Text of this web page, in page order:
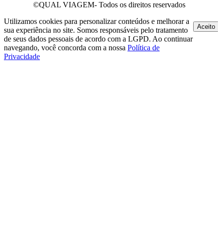
©QUAL VIAGEM- Todos os direitos reservados
Utilizamos cookies para personalizar conteúdos e melhorar a
sua experiência no site. Somos responsáveis pelo tratamento
de seus dados pessoais de acordo com a LGPD. Ao continuar
navegando, você concorda com a nossa Política de
Privacidade
Aceito